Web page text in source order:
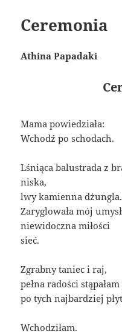
Ceremonia
Athina Papadaki
Mama powiedziała:
Wchodź po schodach.
Lśniąca balustrada z
niska,
lwy kamienna dżungla.
Zaryglowała mój umysł
niewidoczna miłości
sieć.
Zgrabny taniec i raj,
pełna radości
po tych najbardziej
Wchodziłam.